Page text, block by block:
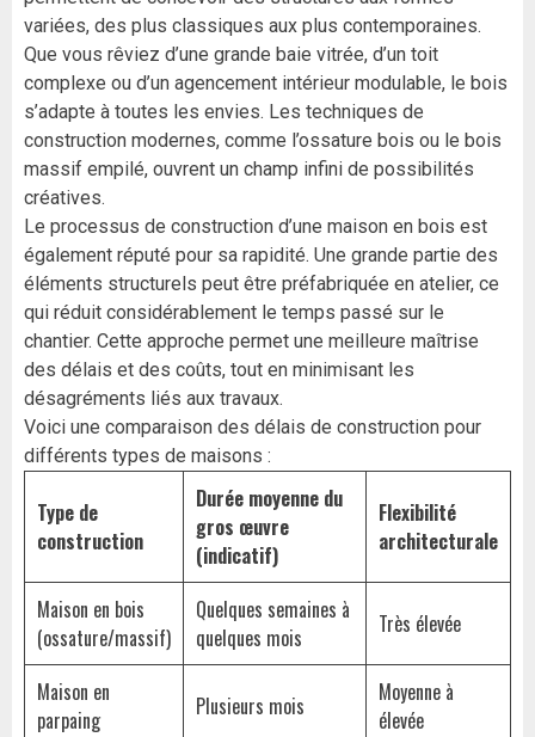
variées, des plus classiques aux plus contemporaines.
Que vous rêviez d’une grande baie vitrée, d’un toit
complexe ou d’un agencement intérieur modulable, le bois
s’adapte à toutes les envies. Les techniques de
construction modernes, comme l’ossature bois ou le bois
massif empilé, ouvrent un champ infini de possibilités
créatives.
Le processus de construction d’une maison en bois est
également réputé pour sa rapidité. Une grande partie des
éléments structurels peut être préfabriquée en atelier, ce
qui réduit considérablement le temps passé sur le
chantier. Cette approche permet une meilleure maîtrise
des délais et des coûts, tout en minimisant les
désagréments liés aux travaux.
Voici une comparaison des délais de construction pour
différents types de maisons :
Type de
construction
Durée moyenne du
gros œuvre
(indicatif)
Flexibilité
architecturale
Maison en bois
(ossature/massif)
Quelques semaines à
quelques mois
Très élevée
Maison en
parpaing
Plusieurs mois
Moyenne à
élevée